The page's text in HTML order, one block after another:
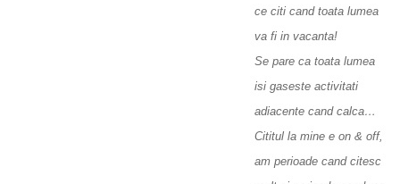
ce citi cand toata lumea
va fi in vacanta!
Se pare ca toata lumea
isi gaseste activitati
adiacente cand calca…
Cititul la mine e on & off,
am perioade cand citesc